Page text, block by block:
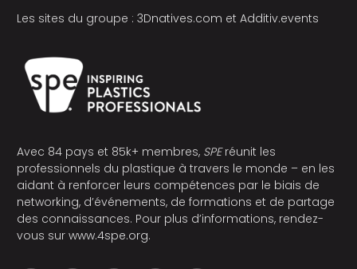
Les sites du groupe : 3Dnatives.com et Additiv.events
Avec 84 pays et 85k+ membres, SPEréunit les
professionnels du plastique à travers le monde – en les
aidant à renforcer leurs compétences par le biais de
networking, d’événements, de formations et de partage
des connaissances. Pour plus d’informations, rendez-
vous sur www.4spe.org.